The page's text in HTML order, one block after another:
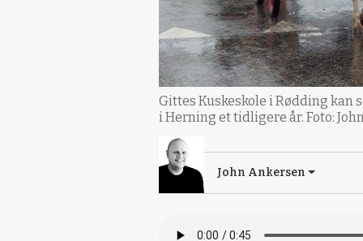
Gittes Kuskeskole i Rødding kan
i Herning et tidligere år. Foto:
John Ankersen